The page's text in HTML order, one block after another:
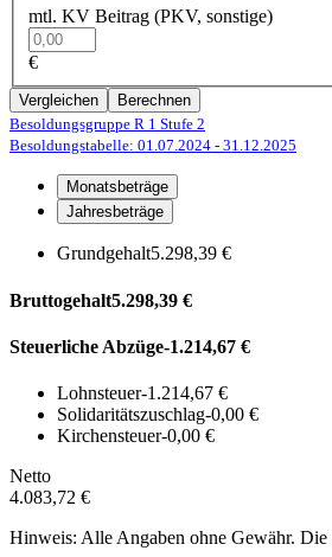
mtl. KV Beitrag (PKV, sonstige)
€
Vergleichen
Berechnen
Besoldungsgruppe R 1 Stufe 2
Besoldungstabelle: 01.07.2024 - 31.12.2025
Monatsbeträge
Jahresbeträge
Grundgehalt5.298,39 €
Bruttogehalt5.298,39 €
Steuerliche Abzüge-1.214,67 €
Lohnsteuer-1.214,67 €
Solidaritätszuschlag-0,00 €
Kirchensteuer-0,00 €
Netto
4.083,72 €
Hinweis: Alle Angaben ohne Gewähr. Die